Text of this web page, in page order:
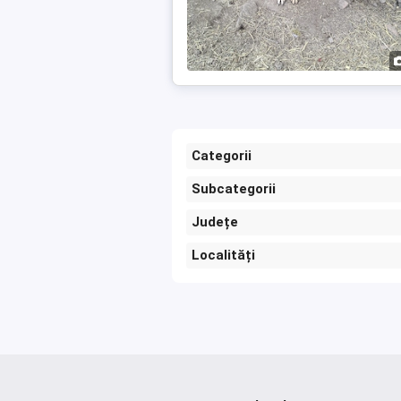
Categorii
Subcategorii
Județe
Localități